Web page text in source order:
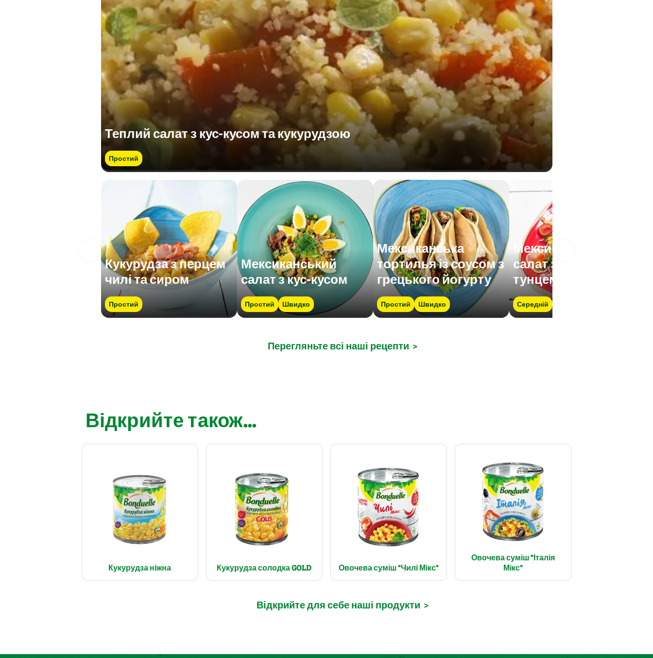
Теплий салат з кус-кусом та кукурудзою
Простий
Кукурудза з перцем
чилі та сиром
Простий
Мексиканський
салат з кус-кусом
Простий Швидко
Мексиканська
тортилья із соусом з
грецького йогурту
Простий Швидко
Мексиканський
салат з пастою та
тунцем
Середній
Перегляньте всі наші рецепти >
Відкрийте також...
Кукурудза ніжна Кукурудза солодка GOLD Овочева суміш "Чилі Мікс"
Овочева суміш "Італія
Мікс"
Відкрийте для себе наші продукти >